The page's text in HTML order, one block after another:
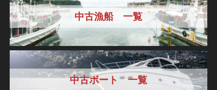
中古漁船 一覧
中古ボート 一覧